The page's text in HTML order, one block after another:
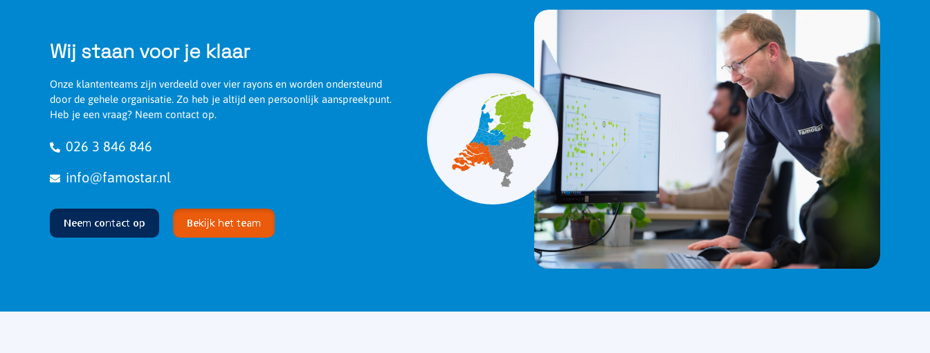
Wij staan voor je klaar
Onze klantenteams zijn verdeeld over vier rayons en worden ondersteund
door de gehele organisatie. Zo heb je altijd een persoonlijk aanspreekpunt.
Heb je een vraag? Neem contact op.
026 3 846 846
info@famostar.nl
Neem contact op Bekijk het team